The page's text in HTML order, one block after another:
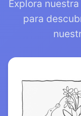
Explora
para